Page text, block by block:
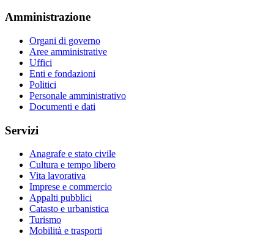
Amministrazione
Organi di governo
Aree amministrative
Uffici
Enti e fondazioni
Politici
Personale amministrativo
Documenti e dati
Servizi
Anagrafe e stato civile
Cultura e tempo libero
Vita lavorativa
Imprese e commercio
Appalti pubblici
Catasto e urbanistica
Turismo
Mobilità e trasporti